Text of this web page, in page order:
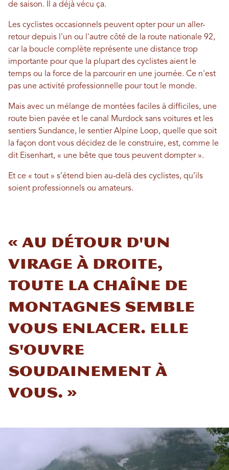
de saison. Il a déjà vécu ça.
Les cyclistes occasionnels peuvent opter pour un aller-
retour depuis l'un ou l'autre côté de la route nationale 92,
car la boucle complète représente une distance trop
importante pour que la plupart des cyclistes aient le
temps ou la force de la parcourir en une journée. Ce n'est
pas une activité professionnelle pour tout le monde.
Mais avec un mélange de montées faciles à difficiles, une
route bien pavée et le canal Murdock sans voitures et les
sentiers Sundance, le sentier Alpine Loop, quelle que soit
la façon dont vous décidez de le construire, est, comme le
dit Eisenhart, « une bête que tous peuvent dompter ».
Et ce « tout » s’étend bien au-delà des cyclistes, qu’ils
soient professionnels ou amateurs.
« Au détour d'un
virage à droite,
toute la chaîne de
montagnes semble
vous enlacer. Elle
s'ouvre
soudainement à
vous. »